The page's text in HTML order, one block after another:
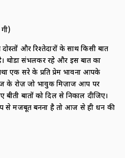
और रिश्तेदारों के साथ किसी बात
थोडा संभलकर रहे और इस बात का
एक दूसरे के प्रति प्रेम भावना आपके
के रोज़ जो भावुक मिज़ाज आप पर
बातों को दिल से निकाल दीजिए।
से मजबूत बनना है तो आज से ही धन की